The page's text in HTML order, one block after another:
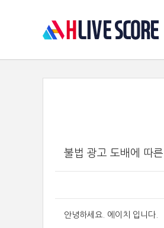
불법 광고 도배에 따
안녕하세요. 에이치 입니다.